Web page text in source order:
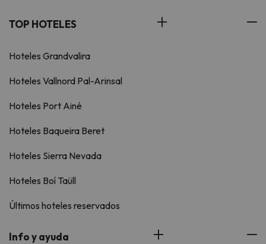
TOP HOTELES
Hoteles Grandvalira
Hoteles Vallnord Pal-Arinsal
Hoteles Port Ainé
Hoteles Baqueira Beret
Hoteles Sierra Nevada
Hoteles Boí Taüll
Últimos hoteles reservados
Info y ayuda